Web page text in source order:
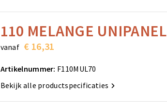
110 MELANGE UNIPANEL
vanaf € 16,31
Artikelnummer: F110MUL70
Bekijk alle productspecificaties